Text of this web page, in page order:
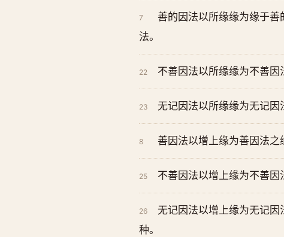
7
善的因法以所缘缘为缘于
法。
22 不善因法以所缘缘为不善因
23 无记因法以所缘缘为无记因
8 善因法以增上缘为善因法
25 不善因法以增上缘为不善因
26
无记因法以增上缘为无记
种。